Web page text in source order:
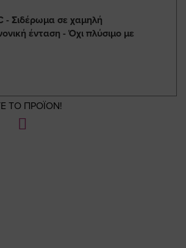
- Σιδέρωμα σε χαμηλή
ένταση - Όχι πλύσιμο με
ΤΟ ΠΡΟΪΟΝ!